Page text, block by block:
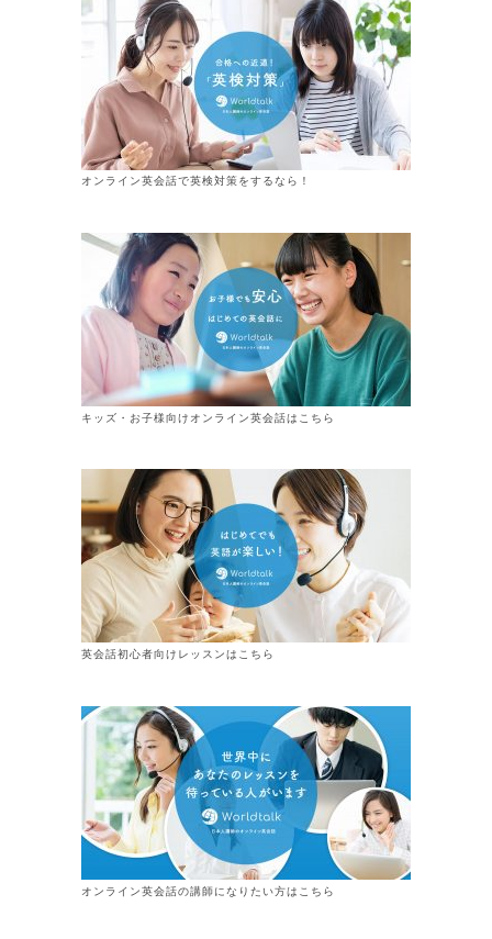
オンライン英会話で英検対策をするなら！
キッズ・お子様向けオンライン英会話はこちら
英会話初心者向けレッスンはこちら
オンライン英会話の講師になりたい方はこちら